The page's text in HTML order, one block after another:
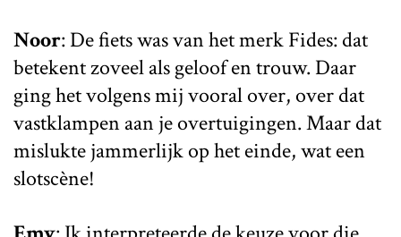
Noor: De fiets was van het merk Fides: dat
betekent zoveel als geloof en trouw. Daar
ging het volgens mij vooral over, over dat
vastklampen aan je overtuigingen. Maar dat
mislukte jammerlijk op het einde, wat een
slotscène!